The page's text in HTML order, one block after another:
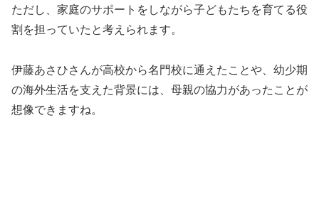
ただし、家庭のサポートをしながら子どもたちを育てる役
割を担っていたと考えられます。
伊藤あさひさんが高校から名門校に通えたことや、幼少期
の海外生活を支えた背景には、母親の協力があったことが
想像できますね。